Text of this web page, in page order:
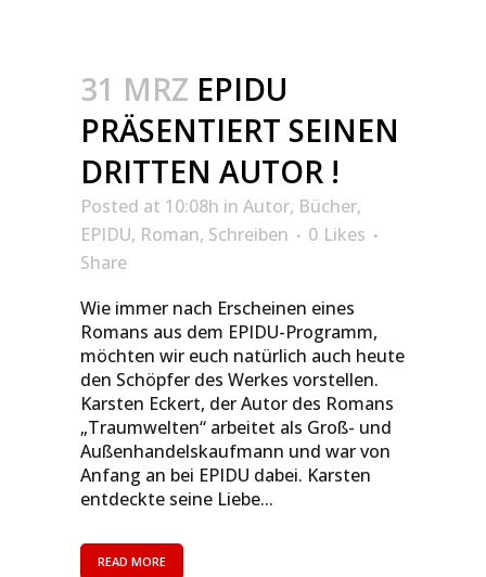
31 MRZ EPIDU
PRÄSENTIERT SEINEN
DRITTEN AUTOR !
Posted at 10:08h in Autor, Bücher,
EPIDU, Roman, Schreiben 0 Likes
Share
Wie immer nach Erscheinen eines
Romans aus dem EPIDU-Programm,
möchten wir euch natürlich auch heute
den Schöpfer des Werkes vorstellen.
Karsten Eckert, der Autor des Romans
„Traumwelten“ arbeitet als Groß- und
Außenhandelskaufmann und war von
Anfang an bei EPIDU dabei. Karsten
entdeckte seine Liebe...
READ MORE